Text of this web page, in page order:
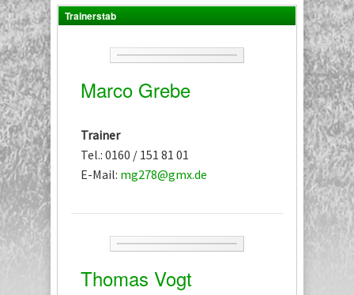
Trainerstab
Marco Grebe
Trainer
Tel.: 0160 / 151 81 01
E-Mail: mg278@gmx.de
Thomas Vogt